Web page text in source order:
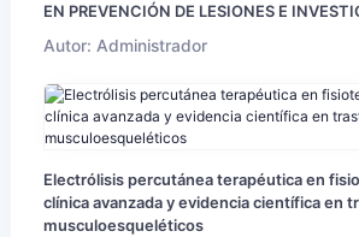
EN PREVENCIÓN DE LESIONES E
Autor: Administrador
Electrólisis percutánea terapéutica en
clínica avanzada y evidencia científica en
musculoesqueléticos